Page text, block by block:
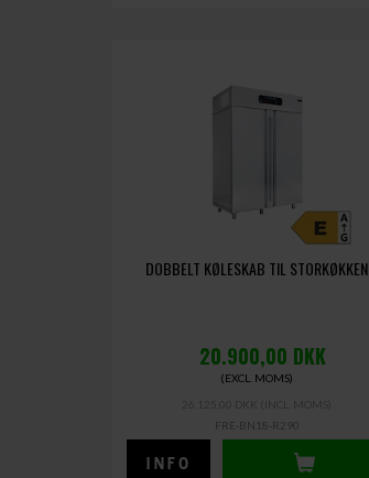
DOBBELT KØLESKAB TIL STORKØKKEN
20.900,00 DKK
(EXCL. MOMS)
FRE-BN18-R290